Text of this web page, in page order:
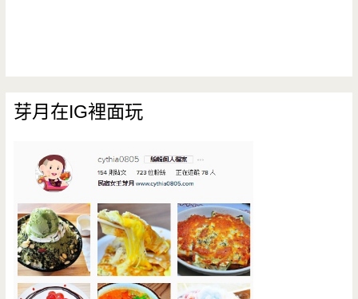
芽月在IG裡面玩